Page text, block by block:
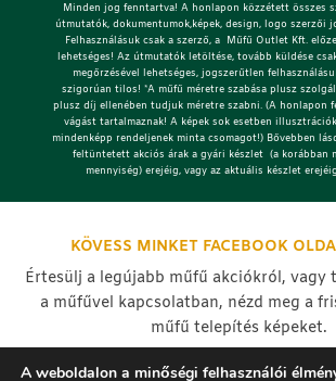
Minden jog fenntartva! A honlapon közzétett összes
útmutatók, dokumentumok,képek, design, logo szerzői
Felhasználásuk csak a szerző, a Műfű Outlet Kft.
lehetséges! Az útmutatók letöltése, tovább küldése
megőrzésével lehetséges, jogszerűtlen
szigorúan tilos! *A műfű méretre szabása plusz
plusz díj ellenében tudjuk méretre szabni. (A honlapon
vágást tartalmaznak! A képek sok esetben
mindenképp rendeljenek minta csomagot!) Bővebben
feltüntetett akciós árak a gyári készlet (a korábban
mennyiség) erejéig, vagy az aktuális készlet
KÖVESS MINKET FACEBOOK
Értesülj a legújabb műfű akciókról, vagy
a műfűvel kapcsolatban, nézd meg a
műfű telepítés képeket.
A weboldalon a minőségi felhasználói